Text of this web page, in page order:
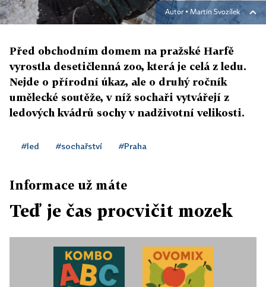
Autor ▪ Martin Svozílek
Před obchodním domem na pražské Harfě
vyrostla desetičlenná zoo, která je celá z ledu.
Nejde o přírodní úkaz, ale o druhý ročník
umělecké soutěže, v níž sochaři vytvářejí z
ledových kvádrů sochy v nadživotní velikosti.
#led #sochařství #Praha
Informace už máte
Teď je čas procvičit mozek